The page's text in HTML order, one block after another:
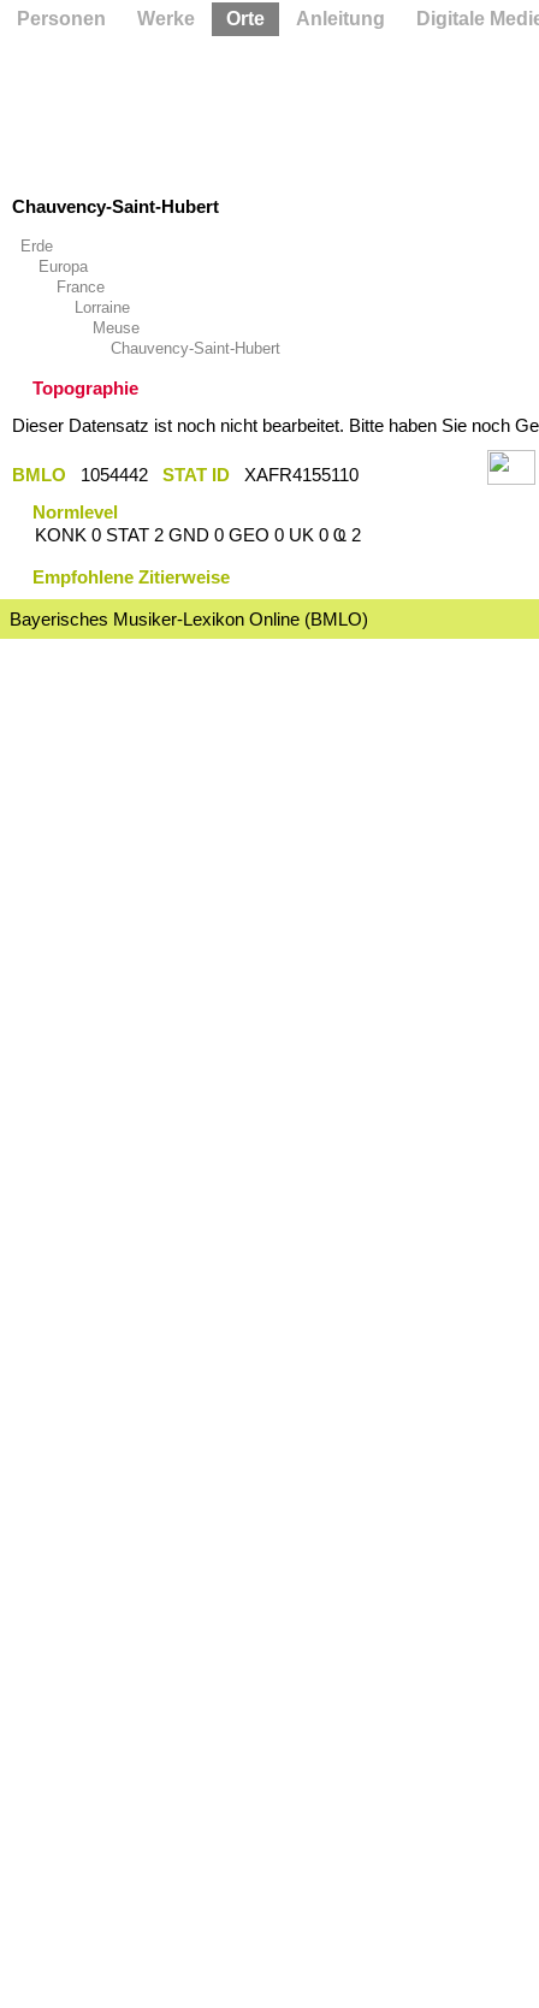
Chauvency-Saint-Hubert
Erde
Europa
France
Lorraine
Meuse
Chauvency-Saint-Hubert
Topographie
Dieser Datensatz ist noch nicht bearbeitet. Bitte haben Sie noch
BMLO 1054442 STAT ID
XAFR4155110
Normlevel
KONK 0 STAT 2 GND 0 GEO 0 UK 0 Ҩ 2
Empfohlene Zitierweise
Bayerisches Musiker-Lexikon Online (BMLO)
Personen Werke Orte Anleitung Digitale